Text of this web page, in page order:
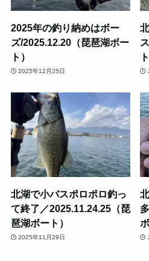
2025年の釣り納めはボー
ズ/2025.12.20（琵琶湖ボー
ト）
2025年12月25日
北湖で小バスポロポロ釣っ
て終了／2025.11.24.25（琵
琶湖ボート）
2025年11月29日